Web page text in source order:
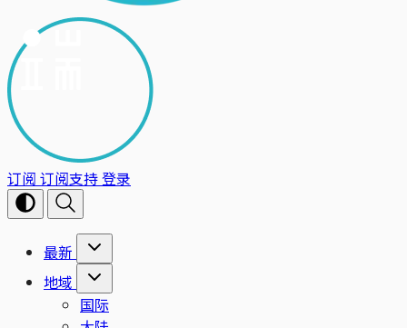
订阅 订阅支持登录
最新
地域
国际